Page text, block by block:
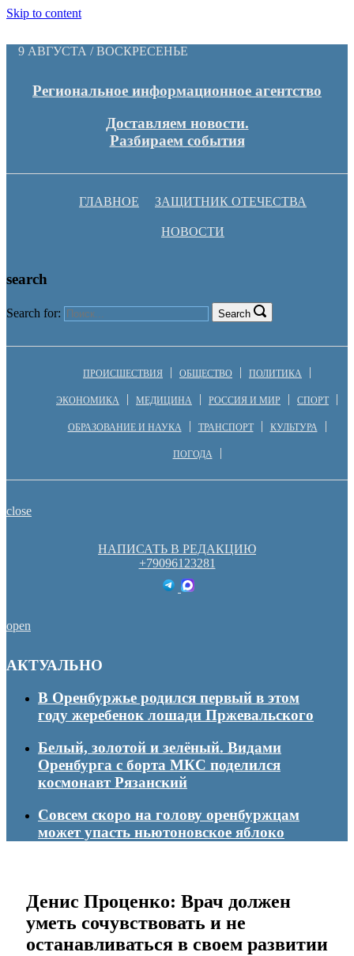
Skip to content
9 АВГУСТА / ВОСКРЕСЕНЬЕ
Региональное информационное агентство
Доставляем новости.
Разбираем события
ГЛАВНОЕ ЗАЩИТНИК ОТЕЧЕСТВА
НОВОСТИ
search
Search for: Search
ПРОИСШЕСТВИЯ ОБЩЕСТВО ПОЛИТИКА
ЭКОНОМИКА МЕДИЦИНА РОССИЯ И МИР СПОРТ
ОБРАЗОВАНИЕ И НАУКА ТРАНСПОРТ КУЛЬТУРА
ПОГОДА
close
НАПИСАТЬ В РЕДАКЦИЮ
+79096123281
open
АКТУАЛЬНО
В Оренбуржье родился первый в этом
году жеребенок лошади Пржевальского
Белый, золотой и зелёный. Видами
Оренбурга с борта МКС поделился
космонавт Рязанский
Совсем скоро на голову оренбуржцам
может упасть ньютоновское яблоко
Денис Проценко: Врач должен
уметь сочувствовать и не
останавливаться в своем развитии